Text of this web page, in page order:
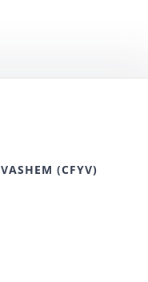
(CFYV)